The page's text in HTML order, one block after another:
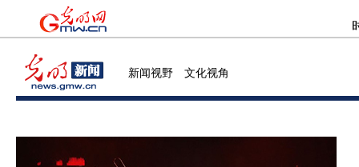
新闻视野 文化视角